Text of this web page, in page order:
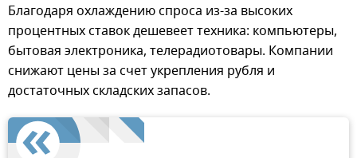
Благодаря охлаждению спроса из-за высоких
процентных ставок дешевеет техника: компьютеры,
бытовая электроника, телерадиотовары. Компании
снижают цены за счет укрепления рубля и
достаточных складских запасов.